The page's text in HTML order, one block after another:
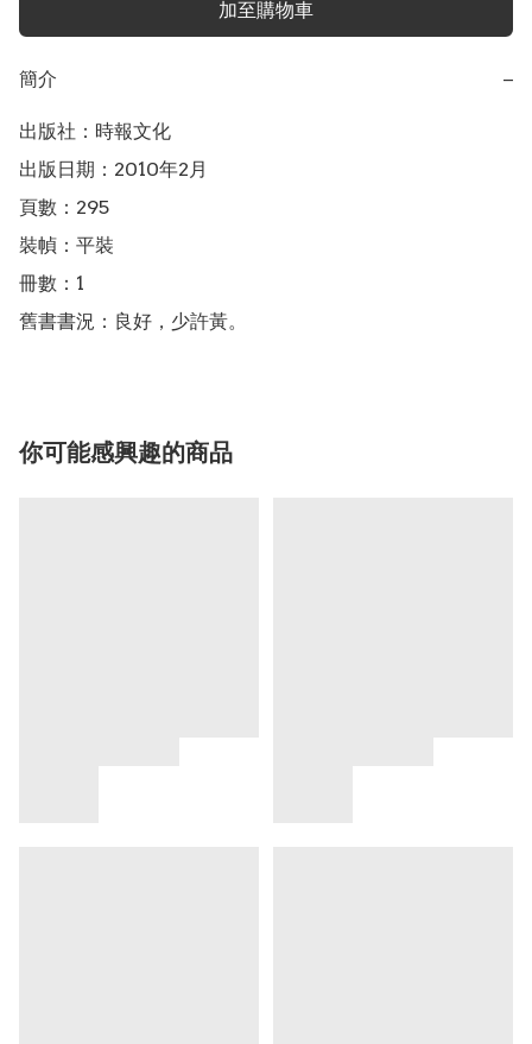
加至購物車
簡介 −
出版社：時報文化
出版日期：2010年2月
頁數：295
裝幀：平裝
冊數：1
舊書書況：良好，少許黃。
你可能感興趣的商品